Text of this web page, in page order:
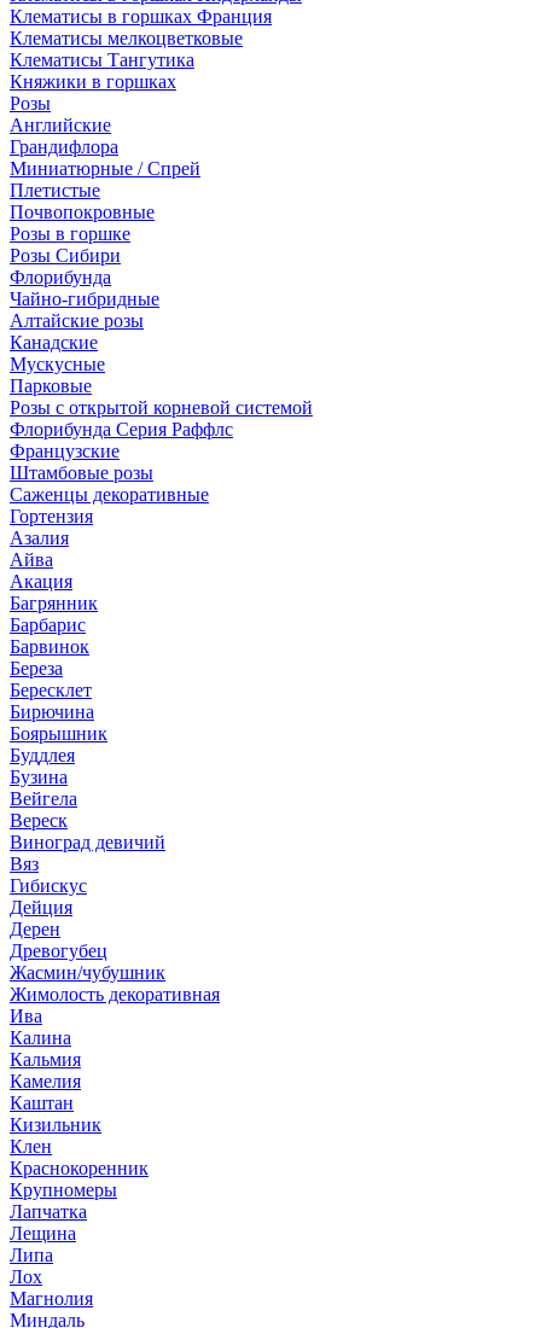
Клематисы в горшках Франция
Клематисы мелкоцветковые
Клематисы Тангутика
Княжики в горшках
Розы
Английские
Грандифлора
Миниатюрные / Спрей
Плетистые
Почвопокровные
Розы в горшке
Розы Сибири
Флорибунда
Чайно-гибридные
Алтайские розы
Канадские
Мускусные
Парковые
Розы с открытой корневой системой
Флорибунда Серия Раффлс
Французские
Штамбовые розы
Саженцы декоративные
Гортензия
Азалия
Айва
Акация
Багрянник
Барбарис
Барвинок
Береза
Бересклет
Бирючина
Боярышник
Буддлея
Бузина
Вейгела
Вереск
Виноград девичий
Вяз
Гибискус
Дейция
Дерен
Древогубец
Жасмин/чубушник
Жимолость декоративная
Ива
Калина
Кальмия
Камелия
Каштан
Кизильник
Клен
Краснокоренник
Крупномеры
Лапчатка
Лещина
Липа
Лох
Магнолия
Миндаль